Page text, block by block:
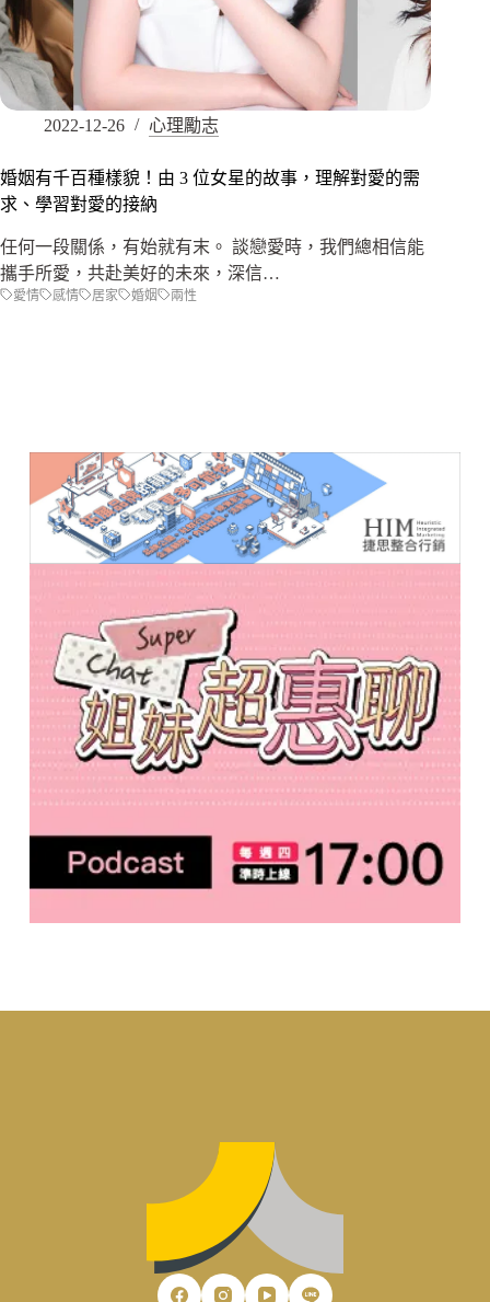
2022-12-26 心理勵志
婚姻有千百種樣貌！由 3 位女星的故事，理解對愛的需
求、學習對愛的接納
任何一段關係，有始就有末。 談戀愛時，我們總相信能
攜手所愛，共赴美好的未來，深信…
愛情 感情 居家 婚姻 兩性